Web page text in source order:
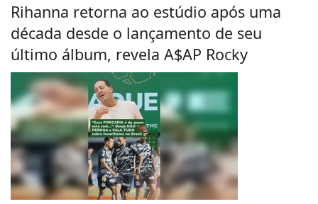
Rihanna retorna ao estúdio após uma
década desde o lançamento de seu
último álbum, revela A$AP Rocky